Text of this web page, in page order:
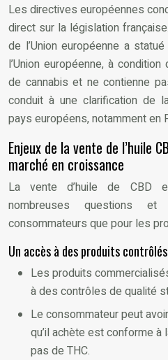
Les directives européennes
direct sur la législation
de l’Union européenne a
l’Union européenne, à
de cannabis et ne contienne
conduit à une clarification de
pays européens, notamment en
Enjeux de la vente de l’huile
marché en croissance
La vente d’huile de CBD
nombreuses questions
consommateurs que pour les
Un accès à des produits contrôlés
Les produits
à des contrôles de qualité
Le consommateur peut
qu’il achète est conforme
pas de THC.